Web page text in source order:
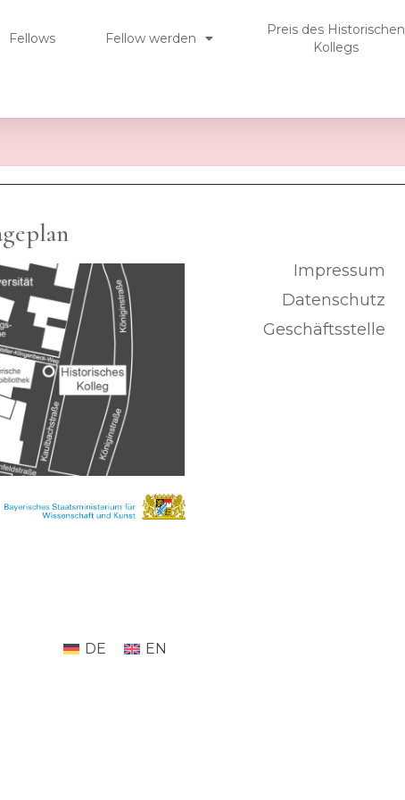
Fellows Fellow werden
Preis des Historischen
Kollegs
Impressum
Datenschutz
Geschäftsstelle
DE EN